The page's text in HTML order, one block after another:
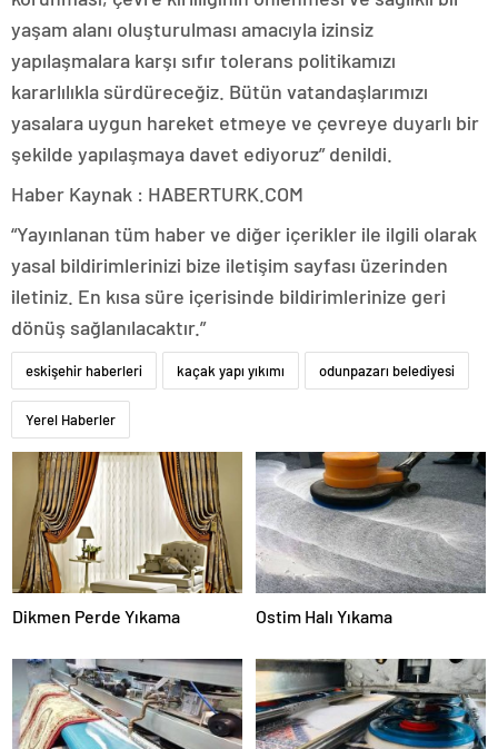
yaşam alanı oluşturulması amacıyla izinsiz
yapılaşmalara karşı sıfır tolerans politikamızı
kararlılıkla sürdüreceğiz. Bütün vatandaşlarımızı
yasalara uygun hareket etmeye ve çevreye duyarlı bir
şekilde yapılaşmaya davet ediyoruz” denildi.
Haber Kaynak : HABERTURK.COM
“Yayınlanan tüm haber ve diğer içerikler ile ilgili olarak
yasal bildirimlerinizi bize iletişim sayfası üzerinden
iletiniz. En kısa süre içerisinde bildirimlerinize geri
dönüş sağlanılacaktır.”
eskişehir haberleri kaçak yapı yıkımı odunpazarı belediyesi
Yerel Haberler
Dikmen Perde Yıkama Ostim Halı Yıkama